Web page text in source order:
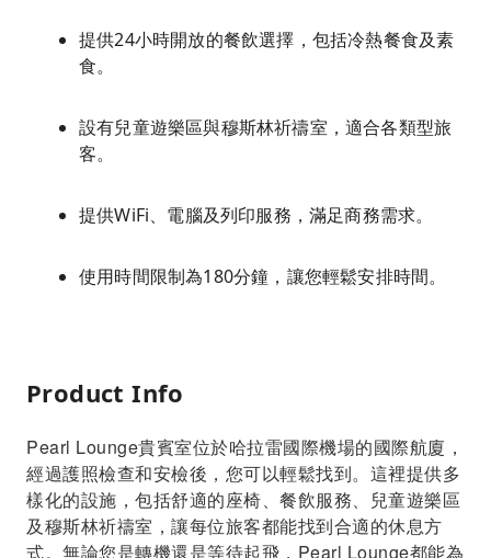
提供24小時開放的餐飲選擇，包括冷熱餐食及素
食。
設有兒童遊樂區與穆斯林祈禱室，適合各類型旅
客。
提供WiFi、電腦及列印服務，滿足商務需求。
使用時間限制為180分鐘，讓您輕鬆安排時間。
Product Info
Pearl Lounge貴賓室位於哈拉雷國際機場的國際航廈，
經過護照檢查和安檢後，您可以輕鬆找到。這裡提供多
樣化的設施，包括舒適的座椅、餐飲服務、兒童遊樂區
及穆斯林祈禱室，讓每位旅客都能找到合適的休息方
式。無論您是轉機還是等待起飛，Pearl Lounge都能為